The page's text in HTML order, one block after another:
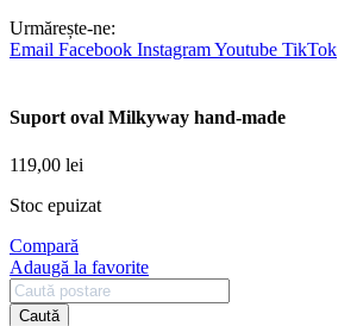
Urmărește-ne:
Email Facebook InstagramYoutube TikTok
Suport oval Milkyway hand-made
119,00 lei
Stoc epuizat
Compară
Adaugă la favorite
Caută